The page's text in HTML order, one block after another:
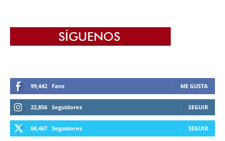
99,442 Fans ME GUSTA
22,856 Seguidores SEGUIR
68,467 Seguidores SEGUIR